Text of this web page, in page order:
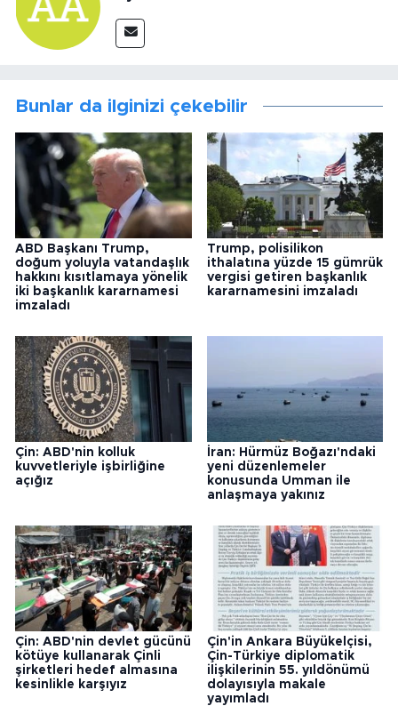
Bunlar da ilginizi çekebilir
ABD Başkanı Trump,
doğum yoluyla vatandaşlık
hakkını kısıtlamaya yönelik
iki başkanlık kararnamesi
imzaladı
Trump, polisilikon
ithalatına yüzde 15 gümrük
vergisi getiren başkanlık
kararnamesini imzaladı
Çin: ABD'nin kolluk
kuvvetleriyle işbirliğine
açığız
İran: Hürmüz Boğazı'ndaki
yeni düzenlemeler
konusunda Umman ile
anlaşmaya yakınız
Çin: ABD'nin devlet gücünü
kötüye kullanarak Çinli
şirketleri hedef almasına
kesinlikle karşıyız
Çin'in Ankara Büyükelçisi,
Çin-Türkiye diplomatik
ilişkilerinin 55. yıldönümü
dolayısıyla makale
yayımladı